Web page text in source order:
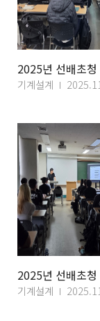
기계설계
기계설계